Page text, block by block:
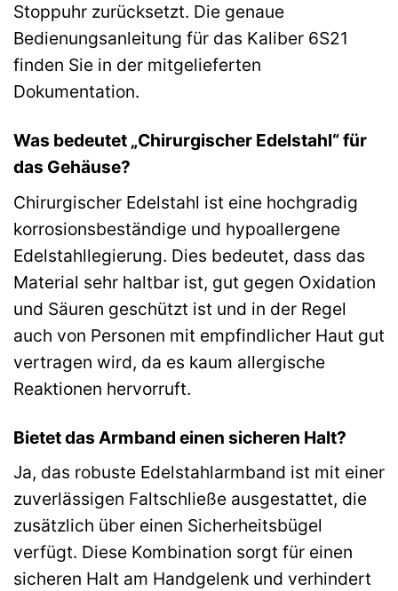
Stoppuhr zurücksetzt. Die genaue
Bedienungsanleitung für das Kaliber 6S21
finden Sie in der mitgelieferten
Dokumentation.
Was bedeutet „Chirurgischer Edelstahl“ für
das Gehäuse?
Chirurgischer Edelstahl ist eine hochgradig
korrosionsbeständige und hypoallergene
Edelstahllegierung. Dies bedeutet, dass das
Material sehr haltbar ist, gut gegen Oxidation
und Säuren geschützt ist und in der Regel
auch von Personen mit empfindlicher Haut gut
vertragen wird, da es kaum allergische
Reaktionen hervorruft.
Bietet das Armband einen sicheren Halt?
Ja, das robuste Edelstahlarmband ist mit einer
zuverlässigen Faltschließe ausgestattet, die
zusätzlich über einen Sicherheitsbügel
verfügt. Diese Kombination sorgt für einen
sicheren Halt am Handgelenk und verhindert